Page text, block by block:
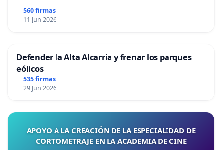
560 firmas
11 Jun 2026
Defender la Alta Alcarria y frenar los parques
eólicos
535 firmas
29 Jun 2026
APOYO A LA CREACIÓN DE LA ESPECIALIDAD DE
CORTOMETRAJE EN LA ACADEMIA DE CINE